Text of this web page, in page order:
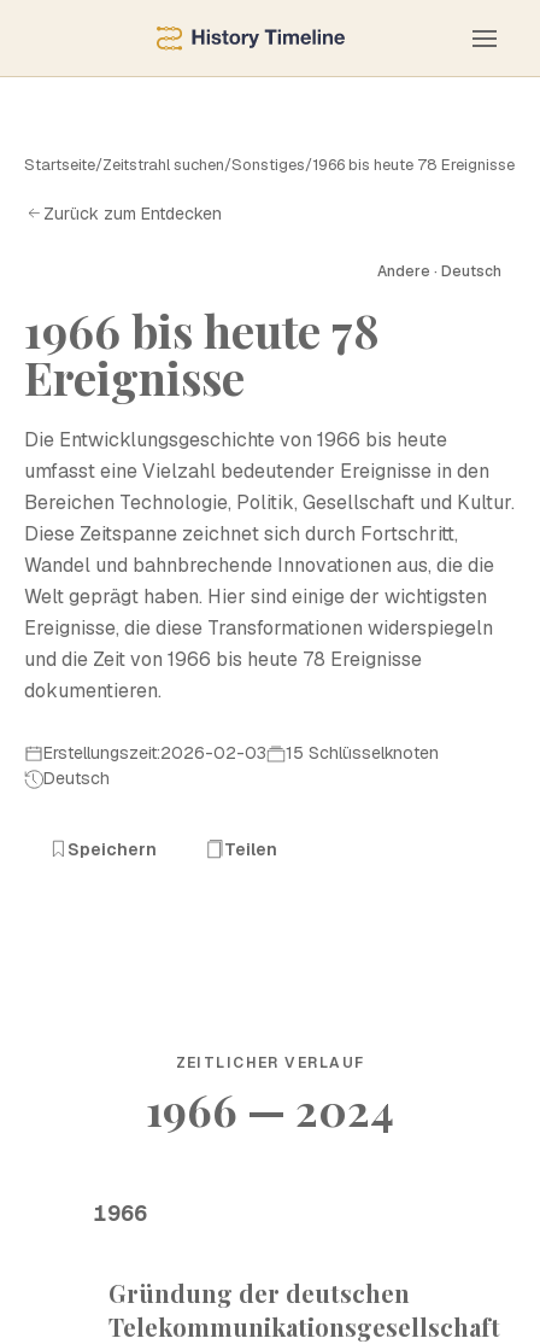
Startseite/Zeitstrahl suchen/Sonstiges/1966 bis heute 78 Ereignisse
Zurück zum Entdecken
Andere · Deutsch
1966 bis heute 78
Ereignisse
Die Entwicklungsgeschichte von 1966 bis heute
umfasst eine Vielzahl bedeutender Ereignisse in den
Bereichen Technologie, Politik, Gesellschaft und Kultur.
Diese Zeitspanne zeichnet sich durch Fortschritt,
Wandel und bahnbrechende Innovationen aus, die die
Welt geprägt haben. Hier sind einige der wichtigsten
Ereignisse, die diese Transformationen widerspiegeln
und die Zeit von 1966 bis heute 78 Ereignisse
dokumentieren.
Erstellungszeit:2026-02-03
15 Schlüsselknoten
Deutsch
Speichern Teilen
ZEITLICHER VERLAUF
1966 — 2024
1966
Gründung der deutschen
Telekommunikationsgesellschaft